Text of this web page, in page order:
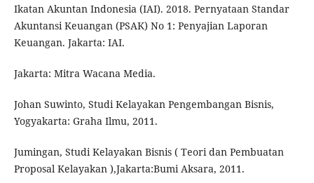
Ikatan Akuntan Indonesia (IAI). 2018. Pernyataan Standar
Akuntansi Keuangan (PSAK) No 1: Penyajian Laporan
Keuangan. Jakarta: IAI.
Jakarta: Mitra Wacana Media.
Johan Suwinto, Studi Kelayakan Pengembangan Bisnis,
Yogyakarta: Graha Ilmu, 2011.
Jumingan, Studi Kelayakan Bisnis ( Teori dan Pembuatan
Proposal Kelayakan ),Jakarta:Bumi Aksara, 2011.